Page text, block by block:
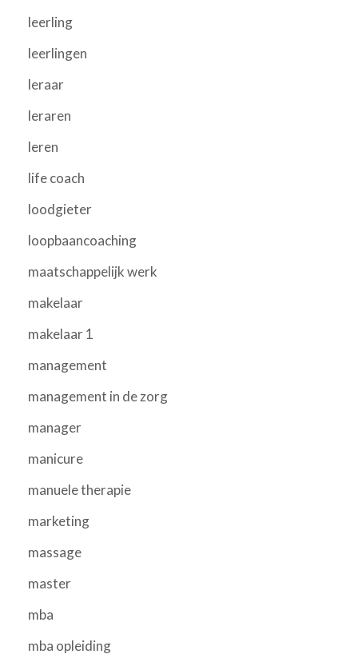
leerling
leerlingen
leraar
leraren
leren
life coach
loodgieter
loopbaancoaching
maatschappelijk werk
makelaar
makelaar 1
management
management in de zorg
manager
manicure
manuele therapie
marketing
massage
master
mba
mba opleiding